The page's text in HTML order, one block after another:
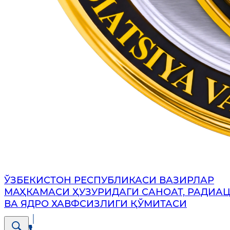
ЎЗБЕКИСТОН РЕСПУБЛИКАСИ ВАЗИРЛАР
МАҲКАМАСИ ҲУЗУРИДАГИ САНОАТ,
ВА ЯДРО ХАВФСИЗЛИГИ ҚЎМИТАСИ